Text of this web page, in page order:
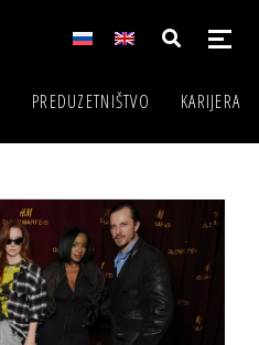
PREDUZETNIŠTVO KARIJERA